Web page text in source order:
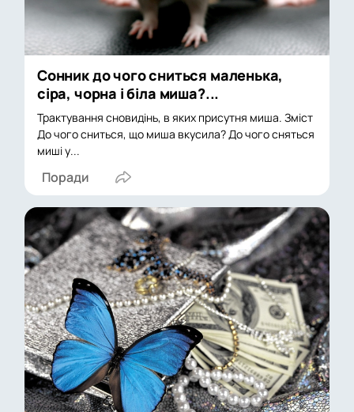
Сонник до чого сниться маленька,
сіра, чорна і біла миша?...
Трактування сновидінь, в яких присутня миша. Зміст
До чого сниться, що миша вкусила? До чого сняться
миші у...
Поради